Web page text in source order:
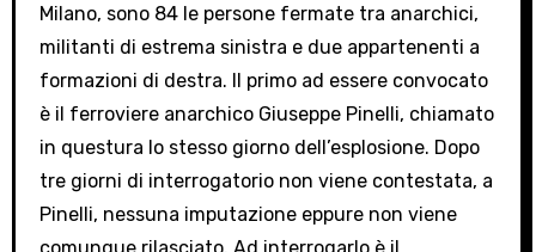
Milano, sono 84 le persone fermate tra anarchici,
militanti di estrema sinistra e due appartenenti a
formazioni di destra. Il primo ad essere convocato
è il ferroviere anarchico Giuseppe Pinelli, chiamato
in questura lo stesso giorno dell’esplosione. Dopo
tre giorni di interrogatorio non viene contestata, a
Pinelli, nessuna imputazione eppure non viene
comunque rilasciato. Ad interrogarlo è il